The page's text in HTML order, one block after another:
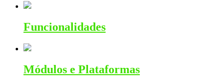
Funcionalidades
Módulos e Plataformas